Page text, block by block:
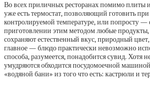
Во всех приличных ресторанах помимо плиты
уже есть термостат, позволяющий готовить
контролируемой температуре, или попросту —
приготовлении этим методом любые продукты,
сохраняют естественный вкус, природный
главное — блюдо практически невозможно
способа, разумеется, понадобится сувид. Хотя
умудряются обходится посудомоечной
«водяной бани» из того что есть: кастрюли и